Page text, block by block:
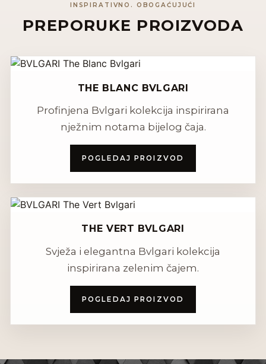
INSPIRATIVNO. OBOGAĆUJUĆI
PREPORUKE PROIZVODA
THE BLANC BVLGARI
Profinjena Bvlgari kolekcija inspirirana
nježnim notama bijelog čaja.
POGLEDAJ PROIZVOD
THE VERT BVLGARI
Svježa i elegantna Bvlgari kolekcija
inspirirana zelenim čajem.
POGLEDAJ PROIZVOD